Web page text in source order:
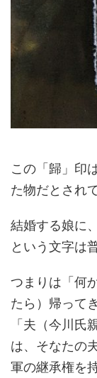
この「歸」印
た物だとされ
結婚する娘に
という文字は
つまりは「何
たら）帰って
「夫（今川氏
は、そなたの
軍の継承権を